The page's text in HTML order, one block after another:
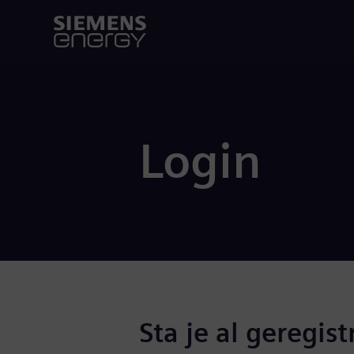
Login
Sta je al